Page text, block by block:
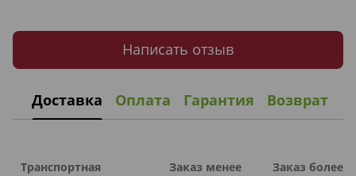
Написать отзыв
Доставка Оплата Гарантия Возврат
Транспортная
Заказ менее
Заказ более